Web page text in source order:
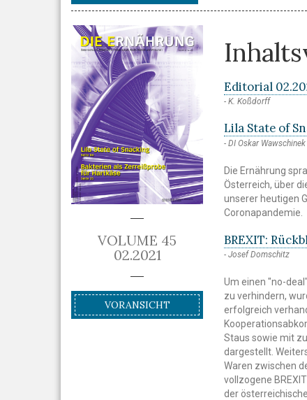
VOLUME 45
02.2021
VORANSICHT
Editorial
K. Koßdorff
Lila State of
DI Oskar
Die Ernährung
Österreich, über
unserer heutigen
Coronapandemie.
BREXIT:
Josef Domschitz
Um einen "no-
zu verhindern,
erfolgreich
Staus sowie mit
dargestellt.
Waren zwischen
vollzogene
der